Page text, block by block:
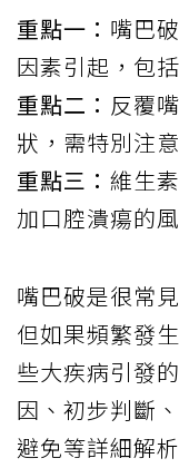
重點一： 嘴巴
因素引起，包
重點二： 反覆
狀，需特別注意
重點三： 維生
加口腔潰瘍的
嘴巴破是很常
但如果頻繁發
些大疾病引發
因、初步判斷
避免等詳細解